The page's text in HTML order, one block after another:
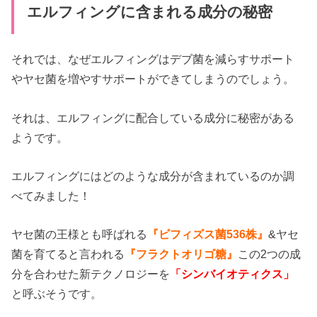
エルフィングに含まれる成分の秘密
それでは、なぜエルフィングはデブ菌を減らすサポート
やヤセ菌を増やすサポートができてしまうのでしょう。
それは、エルフィングに配合している成分に秘密がある
ようです。
エルフィングにはどのような成分が含まれているのか調
べてみました！
ヤセ菌の王様とも呼ばれる 『ビフィズス菌536株』&ヤセ
菌を育てると言われる
『フラクトオリゴ糖』 この2つの成
分を合わせた新テクノロジーを 「シンバイオティクス」
と呼ぶそうです。